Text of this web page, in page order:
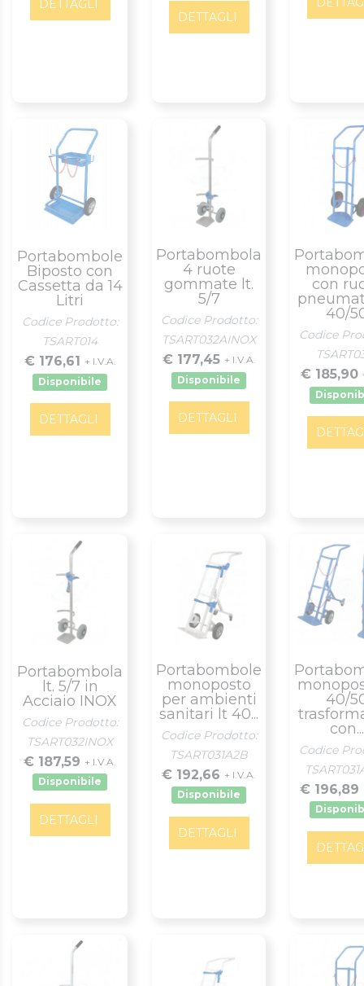
DETTAGLI
DETTAGLI
Portabombole
Biposto con
Cassetta da 14
Litri
Codice Prodotto:
TSART014
€ 176,61 + I.V.A.
Disponibile
DETTAGLI
Portabombola
4 ruote
gommate lt.
5/7
Codice Prodotto:
TSART032AINOX
€ 177,45 + I.V.A.
Disponibile
DETTAGLI
con
40/
Codice
€ 185,90
Portabombola
lt. 5/7 in
Acciaio INOX
Codice Prodotto:
TSART032INOX
€ 187,59 + I.V.A.
Disponibile
DETTAGLI
Portabombole
monoposto
per ambienti
sanitari lt 40...
Codice Prodotto:
TSART031A2B
€ 192,66 + I.V.A.
Disponibile
DETTAGLI
40/
con...
Codice
€ 196,89